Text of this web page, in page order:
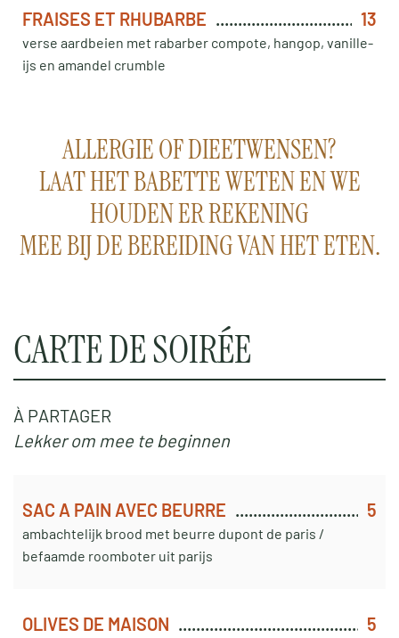
FRAISES ET RHUBARBE 13
verse aardbeien met rabarber compote, hangop, vanille-
ijs en amandel crumble
ALLERGIE OF DIEETWENSEN?
LAAT HET BABETTE WETEN EN WE
HOUDEN ER REKENING
MEE BIJ DE BEREIDING VAN HET ETEN.
CARTE DE SOIRÉE
À PARTAGER
Lekker om mee te beginnen
SAC A PAIN AVEC BEURRE 5
ambachtelijk brood met beurre dupont de paris /
befaamde roomboter uit parijs
OLIVES DE MAISON 5